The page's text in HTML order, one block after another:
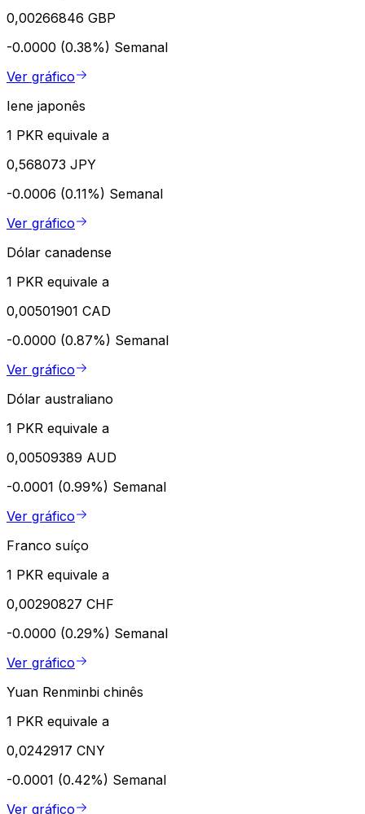
0,00266846 GBP
-0.0000 (0.38%) Semanal
Ver gráfico
Iene japonês
1 PKR equivale a
0,568073 JPY
-0.0006 (0.11%) Semanal
Ver gráfico
Dólar canadense
1 PKR equivale a
0,00501901 CAD
-0.0000 (0.87%) Semanal
Ver gráfico
Dólar australiano
1 PKR equivale a
0,00509389 AUD
-0.0001 (0.99%) Semanal
Ver gráfico
Franco suíço
1 PKR equivale a
0,00290827 CHF
-0.0000 (0.29%) Semanal
Ver gráfico
Yuan Renminbi chinês
1 PKR equivale a
0,0242917 CNY
-0.0001 (0.42%) Semanal
Ver gráfico